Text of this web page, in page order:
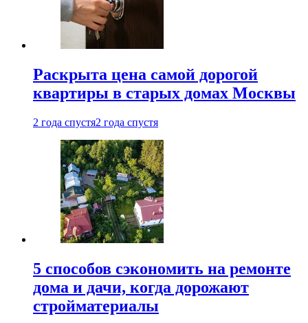
Раскрыта цена самой дорогой
квартиры в старых домах Москвы
2 года спустя2 года спустя
5 способов сэкономить на ремонте
дома и дачи, когда дорожают
стройматериалы